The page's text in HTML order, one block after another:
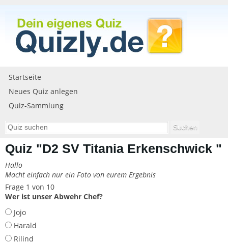
Startseite
Neues Quiz anlegen
Quiz-Sammlung
Quiz "D2 SV Titania Erkenschwick "
Hallo
Macht einfach nur ein Foto von eurem Ergebnis
Frage 1 von 10
Wer ist unser Abwehr Chef?
Jojo
Harald
Rilind